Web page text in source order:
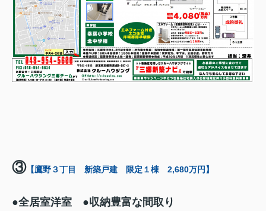
③【鷹野３丁目 新築戸建 限定１棟 2,680万円】
●全居室洋室 ●収納豊富な間取り